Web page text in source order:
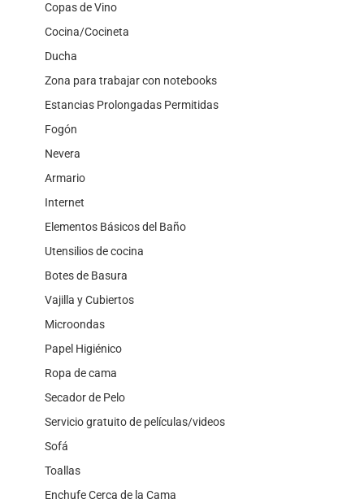
Copas de Vino
Cocina/Cocineta
Ducha
Zona para trabajar con notebooks
Estancias Prolongadas Permitidas
Fogón
Nevera
Armario
Internet
Elementos Básicos del Baño
Utensilios de cocina
Botes de Basura
Vajilla y Cubiertos
Microondas
Papel Higiénico
Ropa de cama
Secador de Pelo
Servicio gratuito de películas/videos
Sofá
Toallas
Enchufe Cerca de la Cama